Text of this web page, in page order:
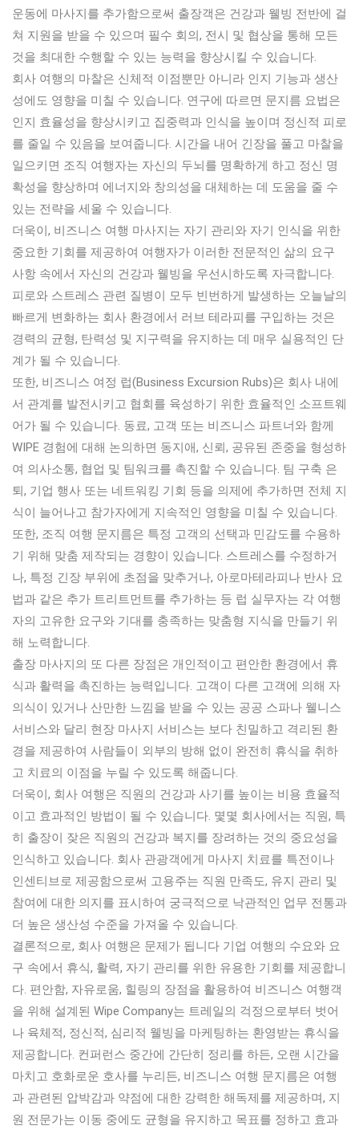
운동에 마사지를 추가함으로써 출장객은 건강과 웰빙 전반에 걸
쳐 지원을 받을 수 있으며 필수 회의, 전시 및 협상을 통해 모든
것을 최대한 수행할 수 있는 능력을 향상시킬 수 있습니다.
회사 여행의 마찰은 신체적 이점뿐만 아니라 인지 기능과 생산
성에도 영향을 미칠 수 있습니다. 연구에 따르면 문지름 요법은
인지 효율성을 향상시키고 집중력과 인식을 높이며 정신적 피로
를 줄일 수 있음을 보여줍니다. 시간을 내어 긴장을 풀고 마찰을
일으키면 조직 여행자는 자신의 두뇌를 명확하게 하고 정신 명
확성을 향상하며 에너지와 창의성을 대체하는 데 도움을 줄 수
있는 전략을 세울 수 있습니다.
더욱이, 비즈니스 여행 마사지는 자기 관리와 자기 인식을 위한
중요한 기회를 제공하여 여행자가 이러한 전문적인 삶의 요구
사항 속에서 자신의 건강과 웰빙을 우선시하도록 자극합니다.
피로와 스트레스 관련 질병이 모두 빈번하게 발생하는 오늘날의
빠르게 변화하는 회사 환경에서 러브 테라피를 구입하는 것은
경력의 균형, 탄력성 및 지구력을 유지하는 데 매우 실용적인 단
계가 될 수 있습니다.
또한, 비즈니스 여정 럽(Business Excursion Rubs)은 회사 내에
서 관계를 발전시키고 협회를 육성하기 위한 효율적인 소프트웨
어가 될 수 있습니다. 동료, 고객 또는 비즈니스 파트너와 함께
WIPE 경험에 대해 논의하면 동지애, 신뢰, 공유된 존중을 형성하
여 의사소통, 협업 및 팀워크를 촉진할 수 있습니다. 팀 구축 은
퇴, 기업 행사 또는 네트워킹 기회 등을 의제에 추가하면 전체 지
식이 늘어나고 참가자에게 지속적인 영향을 미칠 수 있습니다.
또한, 조직 여행 문지름은 특정 고객의 선택과 민감도를 수용하
기 위해 맞춤 제작되는 경향이 있습니다. 스트레스를 수정하거
나, 특정 긴장 부위에 초점을 맞추거나, 아로마테라피나 반사 요
법과 같은 추가 트리트먼트를 추가하는 등 럽 실무자는 각 여행
자의 고유한 요구와 기대를 충족하는 맞춤형 지식을 만들기 위
해 노력합니다.
출장 마사지의 또 다른 장점은 개인적이고 편안한 환경에서 휴
식과 활력을 촉진하는 능력입니다. 고객이 다른 고객에 의해 자
의식이 있거나 산만한 느낌을 받을 수 있는 공공 스파나 웰니스
서비스와 달리 현장 마사지 서비스는 보다 친밀하고 격리된 환
경을 제공하여 사람들이 외부의 방해 없이 완전히 휴식을 취하
고 치료의 이점을 누릴 수 있도록 해줍니다.
더욱이, 회사 여행은 직원의 건강과 사기를 높이는 비용 효율적
이고 효과적인 방법이 될 수 있습니다. 몇몇 회사에서는 직원, 특
히 출장이 잦은 직원의 건강과 복지를 장려하는 것의 중요성을
인식하고 있습니다. 회사 관광객에게 마사지 치료를 특전이나
인센티브로 제공함으로써 고용주는 직원 만족도, 유지 관리 및
참여에 대한 의지를 표시하여 궁극적으로 낙관적인 업무 전통과
더 높은 생산성 수준을 가져올 수 있습니다.
결론적으로, 회사 여행은 문제가 됩니다 기업 여행의 수요와 요
구 속에서 휴식, 활력, 자기 관리를 위한 유용한 기회를 제공합니
다. 편안함, 자유로움, 힐링의 장점을 활용하여 비즈니스 여행객
을 위해 설계된 Wipe Company는 트레일의 걱정으로부터 벗어
나 육체적, 정신적, 심리적 웰빙을 마케팅하는 환영받는 휴식을
제공합니다. 컨퍼런스 중간에 간단히 정리를 하든, 오랜 시간을
마치고 호화로운 호사를 누리든, 비즈니스 여행 문지름은 여행
과 관련된 압박감과 약점에 대한 강력한 해독제를 제공하며, 지
원 전문가는 이동 중에도 균형을 유지하고 목표를 정하고 효과